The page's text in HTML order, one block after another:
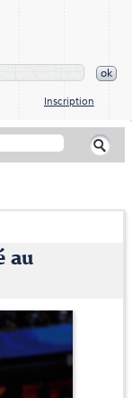
ok
Inscription
au